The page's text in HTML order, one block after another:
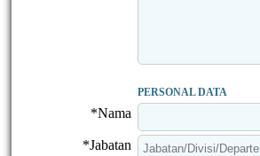
PERSONAL DATA
*Nama
*Jabatan